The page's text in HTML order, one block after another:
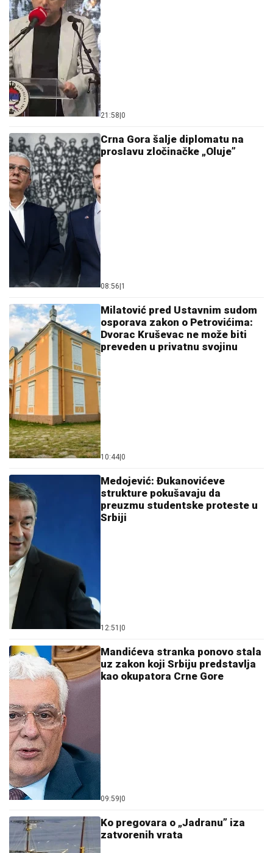
21:58 0
Crna Gora šalje diplomatu na
proslavu zločinačke „Oluje”
08:56 1
Milatović pred Ustavnim sudom
osporava zakon o Petrovićima:
Dvorac Kruševac ne može biti
preveden u privatnu svojinu
10:44 0
Medojević: Đukanovićeve
strukture pokušavaju da
preuzmu studentske proteste u
Srbiji
12:51 0
Mandićeva stranka ponovo stala
uz zakon koji Srbiju predstavlja
kao okupatora Crne Gore
09:59 0
Ko pregovara o „Jadranu” iza
zatvorenih vrata